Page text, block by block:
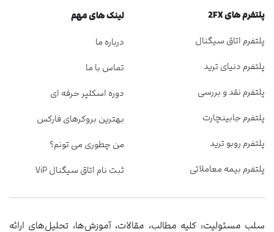
پلتفرم های 2FX
پلتفرم اتاق سیگنال
پلتفرم دنیای ترید
پلتفرم نقد و بررسی
پلتفرم جابینچارت
پلتفرم روبو ترید
پلتفرم بیمه معاملاتی
لینک های مهم
درباره ما
تماس با ما
دوره اسکلپر حرفه ای
بهترین بروکرهای فارکس
من چطوری می تونم؟
ثبت نام اتاق سیگنال ViP
سلب مسئولیت: کلیه مطالب، مقالات، آموزش‌ها، تحلیل‌های ارائه